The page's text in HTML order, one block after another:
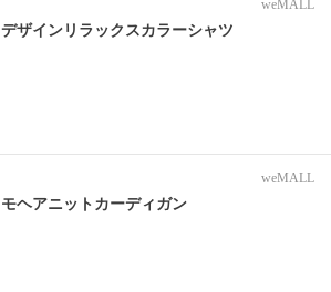
weMALL
デザインリラックスカラーシャツ
weMALL
モヘアニットカーディガン